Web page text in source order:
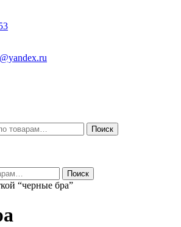
Поиск
Поиск
“черные бра”